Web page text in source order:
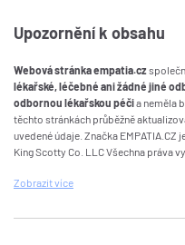
Upozornění k obsahu
Webová stránka empatia.cz
lékařské, léčebné ani žádné jiné
odbornou lékařskou péčia neměla
těchto stránkách průběžně
uvedené údaje. Značka
King Scotty Co. LLC Všechna práva
Zobrazitvíce